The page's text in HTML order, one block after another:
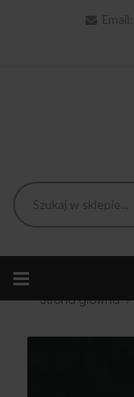
Email:
Strona główna